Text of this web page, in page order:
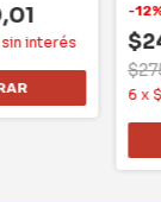
sin interés
-12
6 x